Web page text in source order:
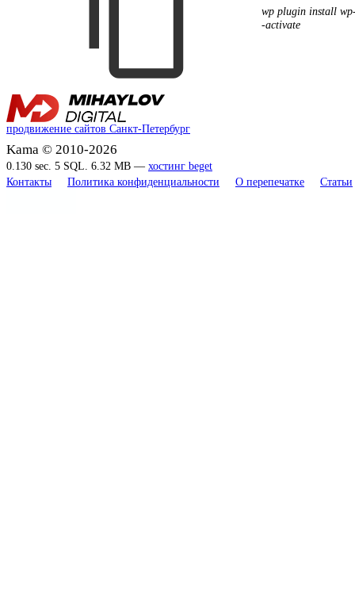
wp plugin install
-activate
продвижение сайтов Санкт-Петербург
Kama © 2010-2026
0.130 sec. 5 SQL. 6.32 MB — хостинг beget
Контакты
Политика конфиденциальности О перепечатке Статьи